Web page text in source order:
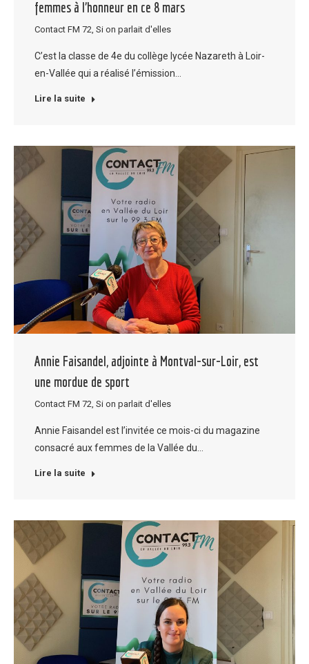
femmes à l’honneur en ce 8 mars
Contact FM 72 Si on parlait d'elles
C’est la classe de 4e du collège lycée Nazareth à Loir-
en-Vallée qui a réalisé l’émission…
Lire la suite
Annie Faisandel, adjointe à Montval-sur-Loir, est
une mordue de sport
Contact FM 72 Si on parlait d'elles
Annie Faisandel est l’invitée ce mois-ci du magazine
consacré aux femmes de la Vallée du…
Lire la suite